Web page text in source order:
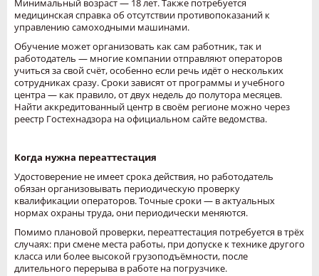
Минимальный возраст — 18 лет. Также потребуется
медицинская справка об отсутствии противопоказаний к
управлению самоходными машинами.
Обучение может организовать как сам работник, так и
работодатель — многие компании отправляют операторов
учиться за свой счёт, особенно если речь идёт о нескольких
сотрудниках сразу. Сроки зависят от программы и учебного
центра — как правило, от двух недель до полутора месяцев.
Найти аккредитованный центр в своём регионе можно через
реестр Гостехнадзора на официальном сайте ведомства.
Когда нужна переаттестация
Удостоверение не имеет срока действия, но работодатель
обязан организовывать периодическую проверку
квалификации операторов. Точные сроки — в актуальных
нормах охраны труда, они периодически меняются.
Помимо плановой проверки, переаттестация потребуется в трёх
случаях: при смене места работы, при допуске к технике другого
класса или более высокой грузоподъёмности, после
длительного перерыва в работе на погрузчике.